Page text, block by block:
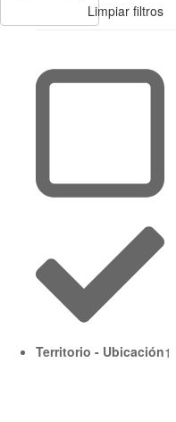
Limpiar filtros
Territorio - Ubicación1